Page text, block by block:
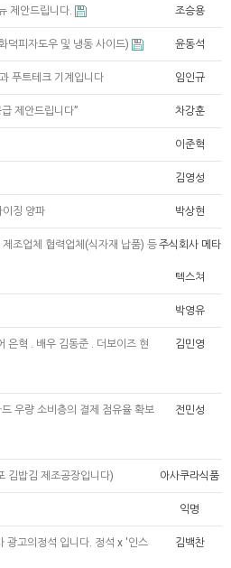
제안드립니다. 조승용
덕피자도우 및 냉동 사이드) 윤동석
푸트테크 기계입니다 임인규
제안드립니다” 차강훈
이준혁
김영성
이징 양파 박상현
조업체 협력업체(식자재 납품) 등주식회사 메타
텍스쳐
박영유
은혁 . 배우 김동준 . 더보이즈 현 김민영
우량 소비층의 결제 점유율 확보 전민성
김밥김 제조공장입니다) 아사쿠라식품
익명
광고의정석 입니다. 정석 x '인스 김백찬